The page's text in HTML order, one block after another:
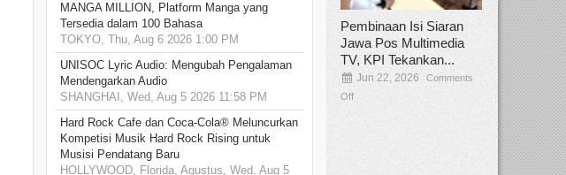
MANGA MILLION, Platform Manga yang
Tersedia dalam 100 Bahasa
TOKYO, Thu, Aug 6 2026 1:00 PM
UNISOC Lyric Audio: Mengubah Pengalaman
Mendengarkan Audio
SHANGHAI, Wed, Aug 5 2026 11:58 PM
Hard Rock Cafe dan Coca-Cola® Meluncurkan
Kompetisi Musik Hard Rock Rising untuk
Musisi Pendatang Baru
HOLLYWOOD, Florida, Agustus, Wed, Aug 5
Pembinaan Isi Siaran
Jawa Pos Multimedia
TV, KPI Tekankan...
Jun 22, 2026
Comments
Off